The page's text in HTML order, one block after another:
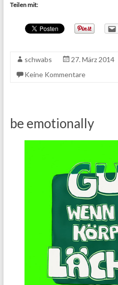
Teilen mit:
schwabs 27. März 2014
Keine Kommentare
be emotionally